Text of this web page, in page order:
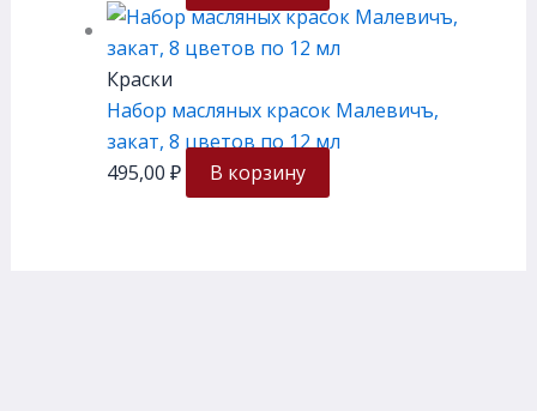
Краски
Набор масляных красок Малевичъ,
закат, 8 цветов по 12 мл
495,00 ₽ В корзину